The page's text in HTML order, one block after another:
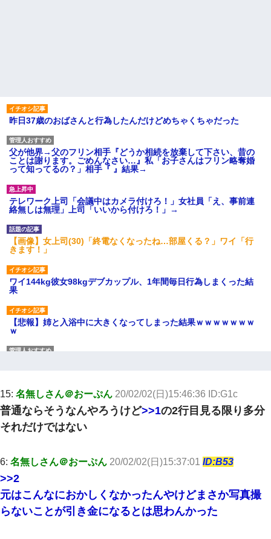
昨日37歳のおばさんと行為したんだけどめちゃくちゃだった
父が他界→父のフリン相手『どうか相続を放棄して下さい、昔の
ことは謝ります。ごめんなさい…』私「お子さんはフリン略奪婚
って知ってるの？」相手『 』結果→
テレワーク上司「会議中はカメラ付けろ！」女社員「え、事前連
絡無しは無理」上司「いいから付けろ！」→
【画像】女上司(30)「終電なくなったね…部屋くる？」ワイ「行
きます！」
ワイ144kg彼女98kgデブカップル、1年間毎日行為しまくった結
果
【悲報】姉と入浴中に大きくなってしまった結果ｗｗｗｗｗｗｗ
ｗ
転職先が決まったので退職の意思を伝えたら。上司「無責任」
「簡単には辞めさせない」私（どうせ辞めるし…）→ 思いっきり
反論をしてみた
高1のとき男に襲われ、不妊の叔母に頼まれて出産。→叔母夫婦が
養子縁組してアメリカに子供を連れ帰った。→9・11で叔母夫婦が
亡くなってしまい…
デパートの外商『私さんだと名乗る女が、ツケで宝石を買おうと
していて…』私「！？」→ 翌日。ママ友たちの様子が微妙におか
15: 名無しさん＠おーぷん 20/02/02(日)15:46:36 ID:G1c
普通ならそうなんやろうけど>>1の2行目見る限り多分
それだけではない
6: 名無しさん＠おーぷん 20/02/02(日)15:37:01 ID:B53
>>2
元はこんなにおかしくなかったんやけどまさか写真撮
らないことが引き金になるとは思わんかった